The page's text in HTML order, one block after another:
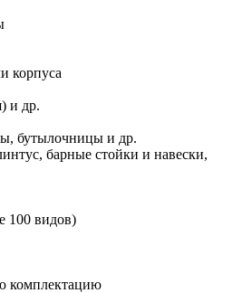
корпуса
и др.
бутылочницы и др.
барные стойки и навески,
100 видов)
комплектацию